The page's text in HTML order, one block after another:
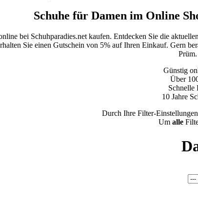
Schuhe für Damen im Online
bei Schuhparadies.net kaufen. Entdecken Sie die
Sie einen Gutschein von 5% auf Ihren Einkauf. Gern
Prüm.
Günstig
Über
Schnelle
10 Jahre
Durch Ihre Filter-
Um alle